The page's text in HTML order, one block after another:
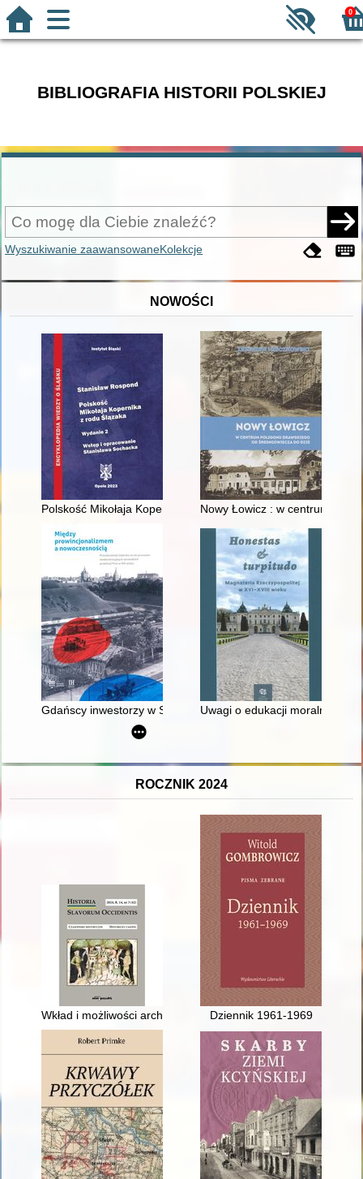
0
BIBLIOGRAFIA HISTORII POLSKIEJ
Wyszukiwanie zaawansowaneKolekcje
NOWOŚCI
Polskość Mikołaja Kopernika z rodu ŚlązakaNowy Łowicz : w centrum
Gdańscy inwestorzy w Sopocie : prestiż finansowy i
Uwagi o edukacji moralnej
ROCZNIK 2024
Wkład i możliwości archeologii w badaniach dziejów zakonu
Dziennik 1961-1969